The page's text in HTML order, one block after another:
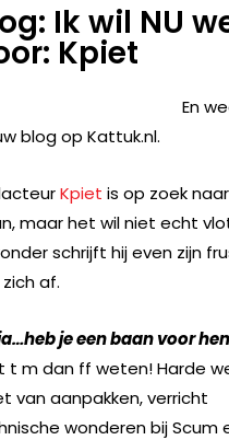
Ik wil NU
Kpiet
En
blog op Kattuk.nl.
Kpiet is op zoek
maar het wil niet echt
schrijft hij even zijn
af.
je een baan voor
t m dan ff weten! Harde
van aanpakken, verricht
wonderen bij Scum